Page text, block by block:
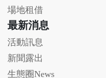
場地租借
最新消息
活動訊息
新聞露出
生態圈News